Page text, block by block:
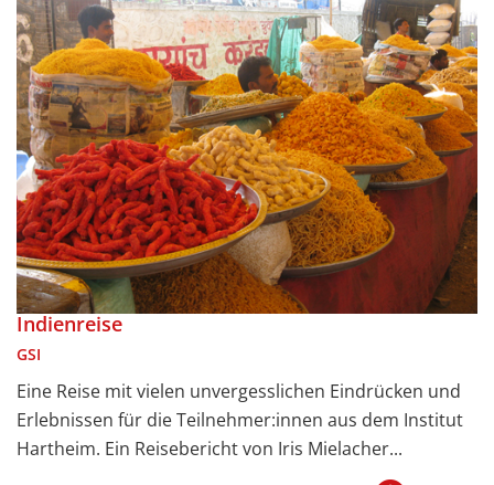
Indienreise
GSI
Eine Reise mit vielen unvergesslichen Eindrücken und
Erlebnissen für die Teilnehmer:innen aus dem Institut
Hartheim. Ein Reisebericht von Iris Mielacher...